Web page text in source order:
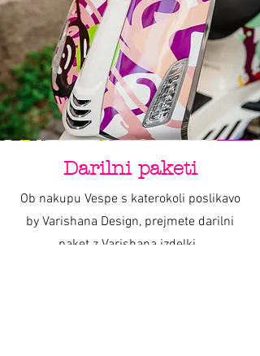
Darilni paketi
Ob nakupu Vespe s katerokoli poslikavo
by Varishana Design, prejmete darilni
paket z Varishana izdelki.